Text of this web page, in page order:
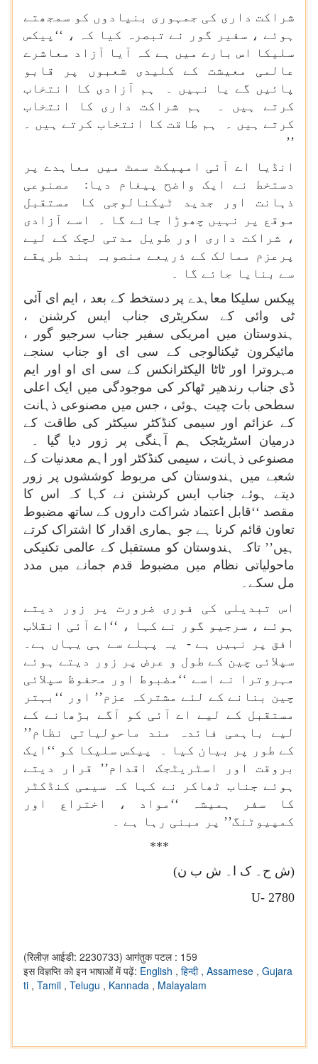
شراکت داری کی جمہوری بنیادوں کو سمجھتے
ہوئے ، سفیر گور نے تبصرہ کیا کہ ، ‘‘پیکس
سلیکا اس بارے میں ہے کہ آیا آزاد معاشرے
عالمی معیشت کے کلیدی شعبوں پر قابو
پائیں گے یا نہیں ۔ ہم آزادی کا انتخاب
کرتے ہیں ۔ ہم شراکت داری کا انتخاب
کرتے ہیں ۔ ہم طاقت کا انتخاب کرتے ہیں ۔
’’
انڈیا اے آئی امپیکٹ سمٹ میں معاہدے پر
دستخط نے ایک واضح پیغام دیا: مصنوعی
ذہانت اور جدید ٹیکنالوجی کا مستقبل
موقع پر نہیں چھوڑا جائے گا ۔ اسے آزادی
، شراکت داری اور طویل مدتی لچک کے لیے
پرعزم ممالک کے ذریعے منصوبہ بند طریقے
سے بنایا جائے گا ۔
پیکس سلیکا معاہدے پر دستخط کے بعد ، ایم ای آئی
ٹی وائی کے سکریٹری جناب ایس کرشنن ،
ہندوستان میں امریکی سفیر جناب سرجیو گور ،
مائیکرون ٹیکنالوجی کے سی ای او جناب سنجے
مہروترا اور ٹاٹا الیکٹرانکس کے سی ای او اور ایم
ڈی جناب رندھیر ٹھاکر کی موجودگی میں ایک اعلی
سطحی بات چیت ہوئی ، جس میں مصنوعی ذہانت
کے عزائم اور سیمی کنڈکٹر سیکٹر کی طاقت کے
درمیان اسٹریٹجک ہم آہنگی پر زور دیا گیا ۔
مصنوعی ذہانت ، سیمی کنڈکٹر اور اہم معدنیات کے
شعبے میں ہندوستان کی مربوط کوششوں پر زور
دیتے ہوئے جناب ایس کرشنن نے کہا کہ اس کا
مقصد ‘‘قابل اعتماد شراکت داروں کے ساتھ مضبوط
تعاون قائم کرنا ہے جو ہماری اقدار کا اشتراک کرتے
ہیں’’ تاکہ ہندوستان کو مستقبل کے عالمی تکنیکی
ماحولیاتی نظام میں مضبوط قدم جمانے میں مدد
مل سکے۔
اس تبدیلی کی فوری ضرورت پر زور دیتے
ہوئے ، سرجیو گور نے کہا ، ‘‘اے آئی انقلاب
افق پر نہیں ہے - یہ پہلے سے ہی یہاں ہے۔
سپلائی چین کے طول و عرض پر زور دیتے ہوئے
مہروترا نے اسے ‘‘مضبوط اور محفوظ سپلائی
چین بنانے کے لئے مشترکہ عزم’’ اور ‘‘بہتر
مستقبل کے لیے اے آئی کو آگے بڑھانے کے
لیے باہمی فائدہ مند ماحولیاتی نظام’’
کے طور پر بیان کیا ۔ پیکس سلیکا کو ‘‘ایک
بروقت اور اسٹریٹجک اقدام’’ قرار دیتے
ہوئے جناب ٹھاکر نے کہا کہ سیمی کنڈکٹر
کا سفر ہمیشہ ‘‘مواد ، اختراع اور
کمپیوٹنگ’’ پر مبنی رہا ہے ۔
***
(ش ح۔ ک ا۔ ش ب ن)
U- 2780
(रिलीज़ आईडी: 2230733) आगंतुक पटल : 159
इस विज्ञप्ति को इन भाषाओं में पढ़ें: English , हिन्दी , Assamese , Gujara
ti , Tamil , Telugu , Kannada , Malayalam